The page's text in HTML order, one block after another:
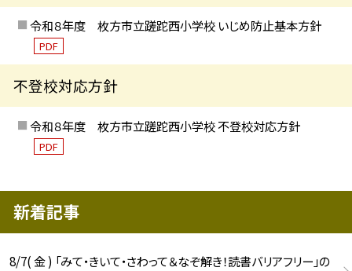
令和８年度 枚方市立蹉跎西小学校 いじめ防止基本方針
PDF
不登校対応方針
令和８年度 枚方市立蹉跎西小学校 不登校対応方針
PDF
新着記事
8/7( 金 ) 「みて・きいて・さわって＆なぞ解き！読書バリアフリー」の